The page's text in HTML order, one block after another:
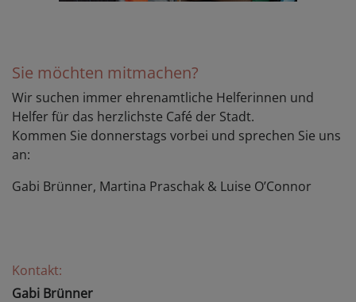
Sie möchten mitmachen?
Wir suchen immer ehrenamtliche Helferinnen und
Helfer für das herzlichste Café der Stadt.
Kommen Sie donnerstags vorbei und sprechen Sie uns
an:
Gabi Brünner, Martina Praschak & Luise O’Connor
Kontakt:
Gabi Brünner